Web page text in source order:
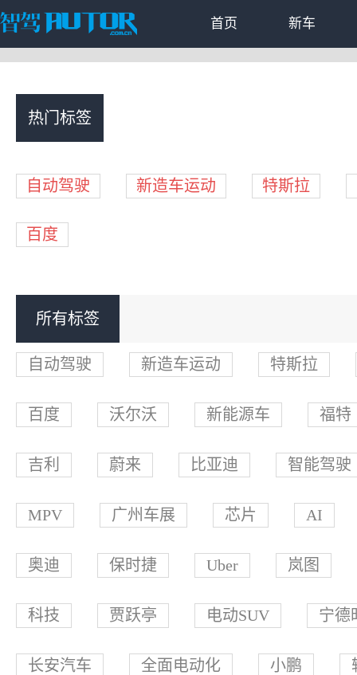
首页 新车
热门标签
自动驾驶 新造车运动 特斯拉
百度
所有标签
自动驾驶 新造车运动 特斯拉
百度 沃尔沃 新能源车 福特
吉利 蔚来 比亚迪 智能驾驶
MPV 广州车展 芯片 AI
奥迪 保时捷 Uber 岚图
科技 贾跃亭 电动SUV 宁德
长安汽车 全面电动化 小鹏